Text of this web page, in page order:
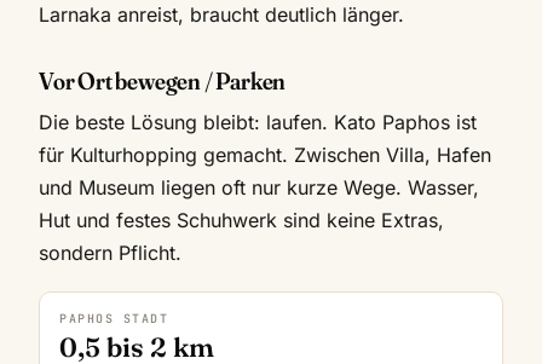
Larnaka anreist, braucht deutlich länger.
Vor Ort bewegen / Parken
Die beste Lösung bleibt: laufen. Kato Paphos ist
für Kulturhopping gemacht. Zwischen Villa, Hafen
und Museum liegen oft nur kurze Wege. Wasser,
Hut und festes Schuhwerk sind keine Extras,
sondern Pflicht.
PAPHOS STADT
0,5 bis 2 km